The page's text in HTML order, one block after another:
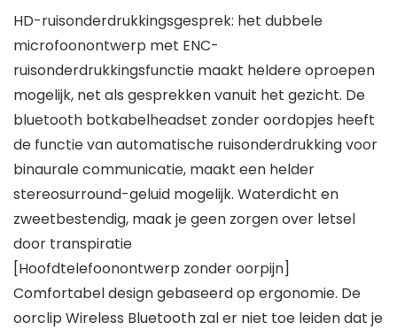
HD-ruisonderdrukkingsgesprek: het dubbele
microfoonontwerp met ENC-
ruisonderdrukkingsfunctie maakt heldere oproepen
mogelijk, net als gesprekken vanuit het gezicht. De
bluetooth botkabelheadset zonder oordopjes heeft
de functie van automatische ruisonderdrukking voor
binaurale communicatie, maakt een helder
stereosurround-geluid mogelijk. Waterdicht en
zweetbestendig, maak je geen zorgen over letsel
door transpiratie
[Hoofdtelefoonontwerp zonder oorpijn]
Comfortabel design gebaseerd op ergonomie. De
oorclip Wireless Bluetooth zal er niet toe leiden dat je